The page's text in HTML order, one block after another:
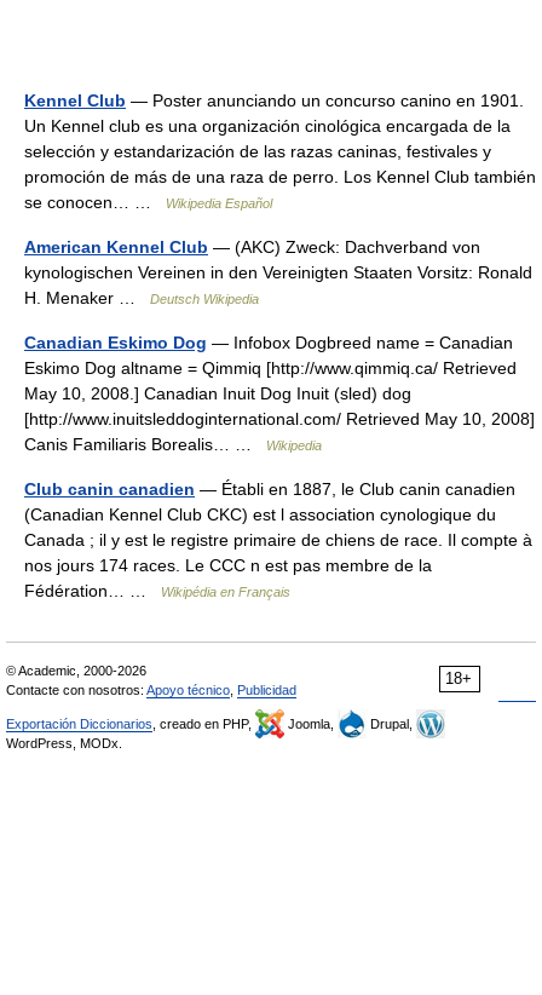
Kennel Club — Poster anunciando un concurso canino en 1901.
Un Kennel club es una organización cinológica encargada de la
selección y estandarización de las razas caninas, festivales y
promoción de más de una raza de perro. Los Kennel Club también
se conocen… …
Wikipedia Español
American Kennel Club — (AKC) Zweck: Dachverband von
kynologischen Vereinen in den Vereinigten Staaten Vorsitz: Ronald
H. Menaker …
Deutsch Wikipedia
Canadian Eskimo Dog — Infobox Dogbreed name = Canadian
Eskimo Dog altname = Qimmiq [http://www.qimmiq.ca/ Retrieved
May 10, 2008.] Canadian Inuit Dog Inuit (sled) dog
[http://www.inuitsleddoginternational.com/ Retrieved May 10, 2008]
Canis Familiaris Borealis… …
Wikipedia
Club canin canadien — Établi en 1887, le Club canin canadien
(Canadian Kennel Club CKC) est l association cynologique du
Canada ; il y est le registre primaire de chiens de race. Il compte à
nos jours 174 races. Le CCC n est pas membre de la
Fédération… …
Wikipédia en Français
18+
© Academic, 2000-2026
Contacte con nosotros: Apoyo técnico Publicidad
Exportación Diccionarios , creado en PHP, Joomla,
Drupal,
WordPress, MODx.